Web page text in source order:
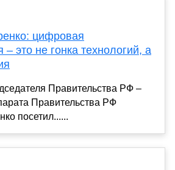
цифровая
это не гонка технологий, а
Правительства РФ –
Правительства РФ
посетил......